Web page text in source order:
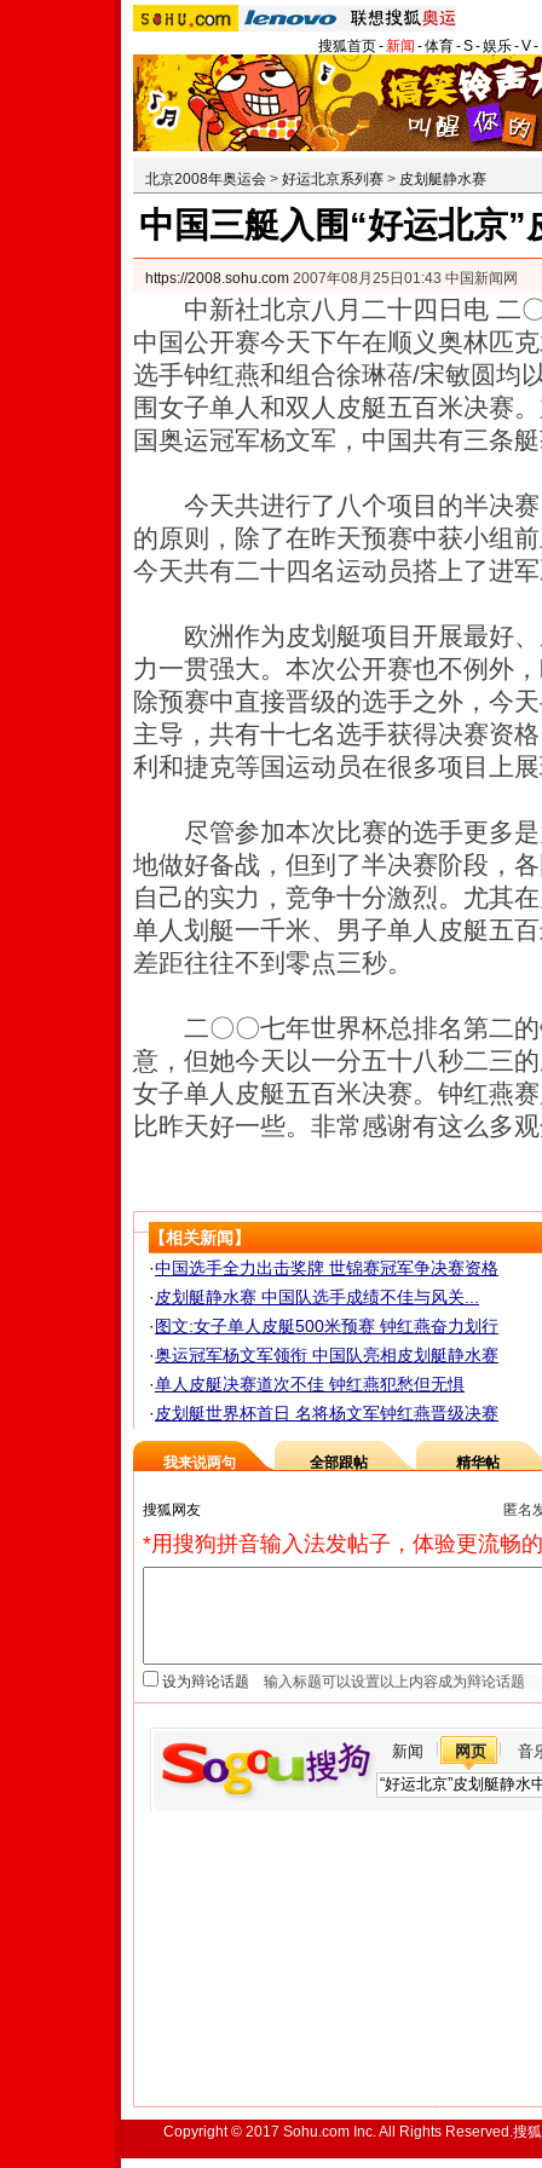
搜狐首页-新闻 -体育-S-娱乐-V-
北京2008年奥运会 > 好运北京系列赛 > 皮划艇静水赛
中国三艇入围“好运北京
https://2008.sohu.com 2007年08月25日01:43 中国新闻网
中新社北京八月二十四日电 二〇
中国公开赛今天下午在顺义奥林匹
选手钟红燕和组合徐琳蓓/宋敏圆均
围女子单人和双人皮艇五百米决赛。
国奥运冠军杨文军，中国共有三条
今天共进行了八个项目的半决赛
的原则，除了在昨天预赛中获小组
今天共有二十四名运动员搭上了进
欧洲作为皮划艇项目开展最好、
力一贯强大。本次公开赛也不例外
除预赛中直接晋级的选手之外，今
主导，共有十七名选手获得决赛资
利和捷克等国运动员在很多项目上
尽管参加本次比赛的选手更多是
地做好备战，但到了半决赛阶段，
自己的实力，竞争十分激烈。尤其
单人划艇一千米、男子单人皮艇五
差距往往不到零点三秒。
二〇〇七年世界杯总排名第二的
意，但她今天以一分五十八秒二三
女子单人皮艇五百米决赛。钟红燕
比昨天好一些。非常感谢有这么多
【相关新闻】
·中国选手全力出击奖牌 世锦赛冠军争决赛资格
· 皮划艇静水赛 中国队选手成绩不佳与风关...
·图文:女子单人皮艇500米预赛 钟红燕奋力划行
·奥运冠军杨文军领衔 中国队亮相皮划艇静水赛
·单人皮艇决赛道次不佳 钟红燕犯愁但无惧
· 皮划艇世界杯首日 名将杨文军钟红燕晋级决赛
我来说两句 全部跟帖 精华帖
匿名
*用搜狗拼音输入法发帖子，体验更流畅
设为辩论话题
新闻 网页 音
Copyright © 2017 Sohu.com Inc. All Rights Reserved.搜